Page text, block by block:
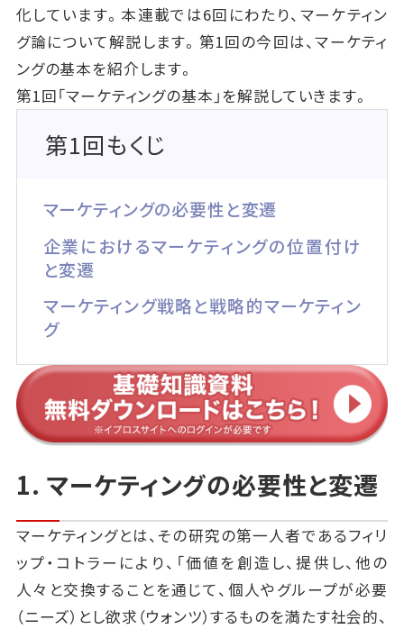
化しています。本連載では6回にわたり、マーケティン
グ論について解説します。第1回の今回は、マーケティ
ングの基本を紹介します。
第1回「マーケティングの基本」を解説していきます。
第1回もくじ
マーケティングの必要性と変遷
企業におけるマーケティングの位置付け
と変遷
マーケティング戦略と戦略的マーケティン
グ
1. マーケティングの必要性と変遷
マーケティングとは、その研究の第一人者であるフィリ
ップ・コトラーにより、「価値を創造し、提供し、他の
人々と交換することを通じて、個人やグループが必要
（ニーズ）とし欲求（ウォンツ）するものを満たす社会的、